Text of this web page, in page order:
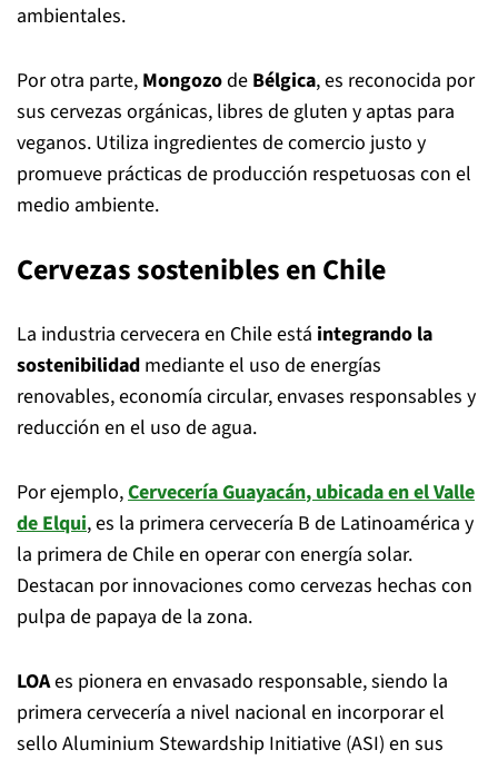
ambientales.
Por otra parte, Mongozode Bélgica, es reconocida por
sus cervezas orgánicas, libres de gluten y aptas para
veganos. Utiliza ingredientes de comercio justo y
promueve prácticas de producción respetuosas con el
medio ambiente.
Cervezas sostenibles en Chile
La industria cervecera en Chile está integrando la
sostenibilidad mediante el uso de energías
renovables, economía circular, envases responsables y
reducción en el uso de agua.
Por ejemplo,Cervecería Guayacán, ubicada en el Valle
de Elqui, es la primera cervecería B de Latinoamérica y
la primera de Chile en operar con energía solar.
Destacan por innovaciones como cervezas hechas con
pulpa de papaya de la zona.
LOAes pionera en envasado responsable, siendo la
primera cervecería a nivel nacional en incorporar el
sello Aluminium Stewardship Initiative (ASI) en sus